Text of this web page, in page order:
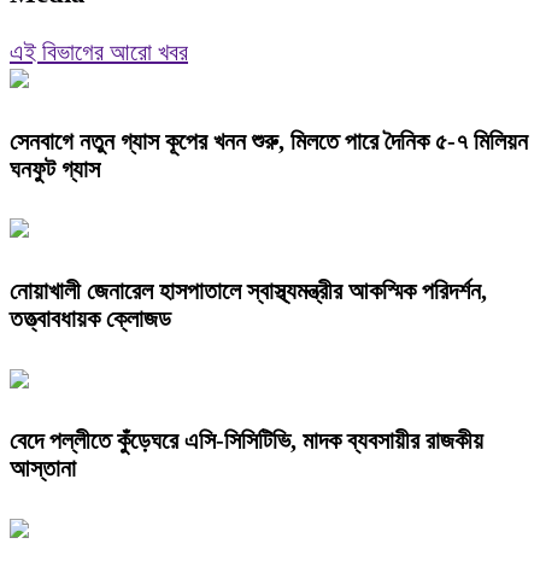
এই বিভাগের আরো খবর
সেনবাগে নতুন গ্যাস কূপের খনন শুরু, মিলতে পারে দৈনিক ৫-৭ মিলিয়ন
ঘনফুট গ্যাস
নোয়াখালী জেনারেল হাসপাতালে স্বাস্থ্যমন্ত্রীর আকস্মিক পরিদর্শন,
তত্ত্বাবধায়ক ক্লোজড
বেদে পল্লীতে কুঁড়েঘরে এসি-সিসিটিভি, মাদক ব্যবসায়ীর রাজকীয়
আস্তানা